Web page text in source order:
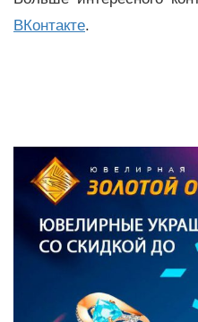
ВКонтакте.